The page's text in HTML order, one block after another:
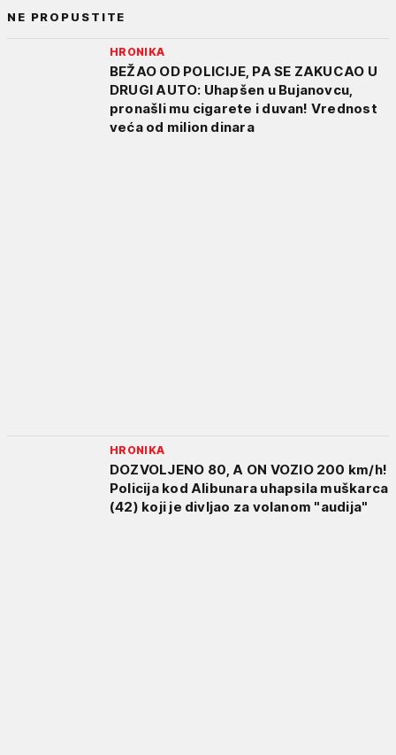
NE PROPUSTITE
HRONIKA
BEŽAO OD POLICIJE, PA SE ZAKUCAO U
DRUGI AUTO: Uhapšen u Bujanovcu,
pronašli mu cigarete i duvan! Vrednost
veća od milion dinara
HRONIKA
DOZVOLJENO 80, A ON VOZIO 200 km/h!
Policija kod Alibunara uhapsila muškarca
(42) koji je divljao za volanom "audija"